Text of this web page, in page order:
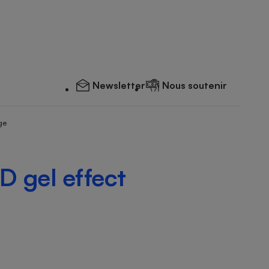
Newsletter Nous soutenir
gel effect